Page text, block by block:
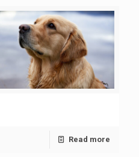
Read more